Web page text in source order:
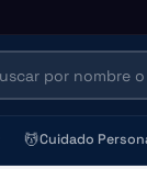
💆Cuidado